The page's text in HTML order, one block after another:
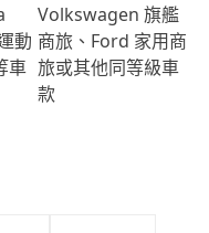
動
車
Volkswagen 旗艦
商旅、Ford 家用商
旅或其他同等級車
款